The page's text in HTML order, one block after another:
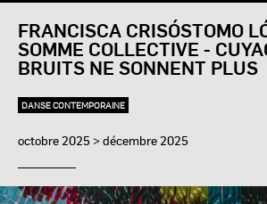
FRANCISCA CRISÓSTOMO
SOMME COLLECTIVE -
BRUITS NE SONNENT PLUS
DANSE CONTEMPORAINE
octobre 2025 > décembre 2025